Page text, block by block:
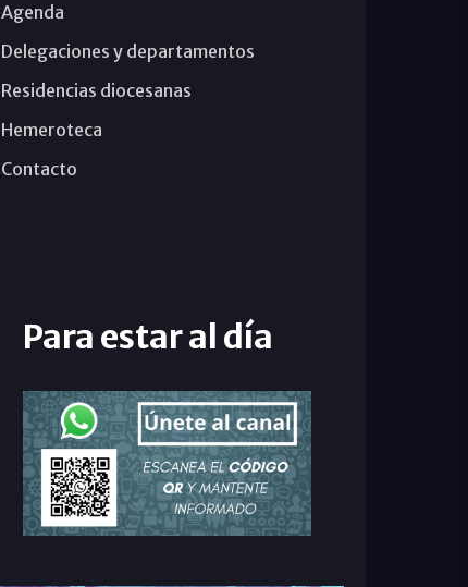
Agenda
Delegaciones y departamentos
Residencias diocesanas
Hemeroteca
Contacto
Para estar al día